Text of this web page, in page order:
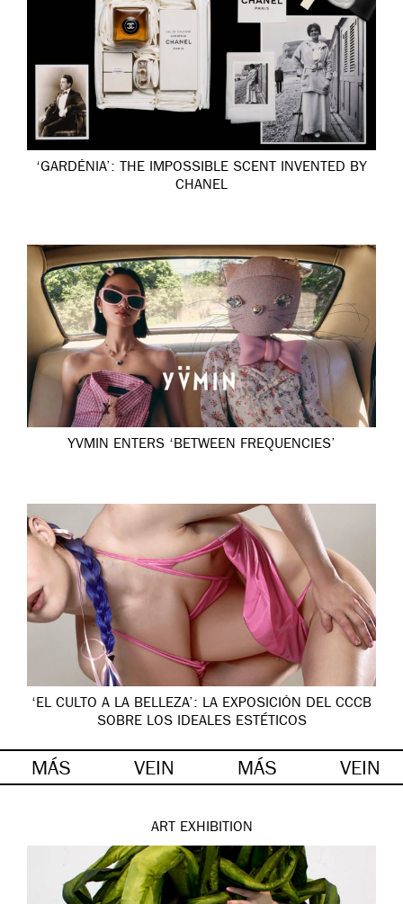
‘GARDÉNIA’: THE IMPOSSIBLE SCENT INVENTED BY
CHANEL
YVMIN ENTERS ‘BETWEEN FREQUENCIES’
‘EL CULTO A LA BELLEZA’: LA EXPOSICIÓN DEL CCCB
SOBRE LOS IDEALES ESTÉTICOS
MÁS VEIN MÁS VEIN
ART EXHIBITION